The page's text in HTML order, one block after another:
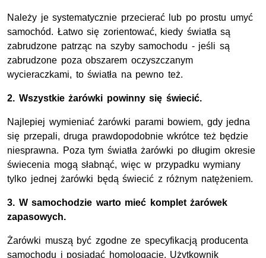
Należy je systematycznie przecierać lub po prostu umyć
samochód. Łatwo się zorientować, kiedy światła są
zabrudzone patrząc na szyby samochodu - jeśli są
zabrudzone poza obszarem oczyszczanym
wycieraczkami, to światła na pewno też.
2. Wszystkie żarówki powinny się świecić.
Najlepiej wymieniać żarówki parami bowiem, gdy jedna
się przepali, druga prawdopodobnie wkrótce też będzie
niesprawna. Poza tym światła żarówki po długim okresie
świecenia mogą słabnąć, więc w przypadku wymiany
tylko jednej żarówki będą świecić z różnym natężeniem.
3. W samochodzie warto mieć komplet żarówek
zapasowych.
Żarówki muszą być zgodne ze specyfikacją producenta
samochodu i posiadać homologację. Użytkownik